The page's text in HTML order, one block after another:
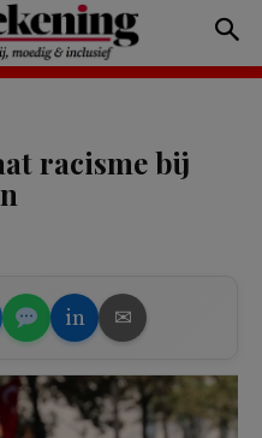
racisme bij
in ✉